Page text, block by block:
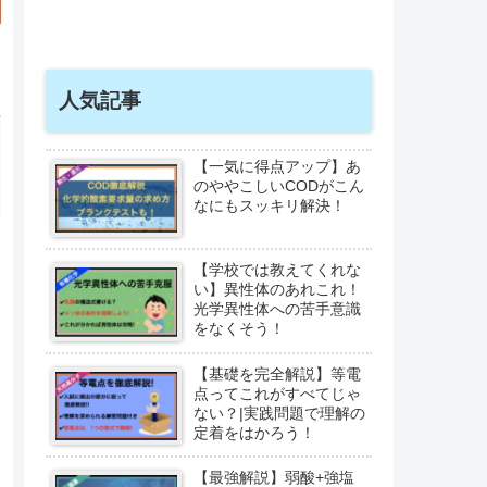
人気記事
【一気に得点アップ】あ
のややこしいCODがこん
なにもスッキリ解決！
【学校では教えてくれな
い】異性体のあれこれ！
光学異性体への苦手意識
をなくそう！
【基礎を完全解説】等電
点ってこれがすべてじゃ
ない？|実践問題で理解の
定着をはかろう！
【最強解説】弱酸+強塩